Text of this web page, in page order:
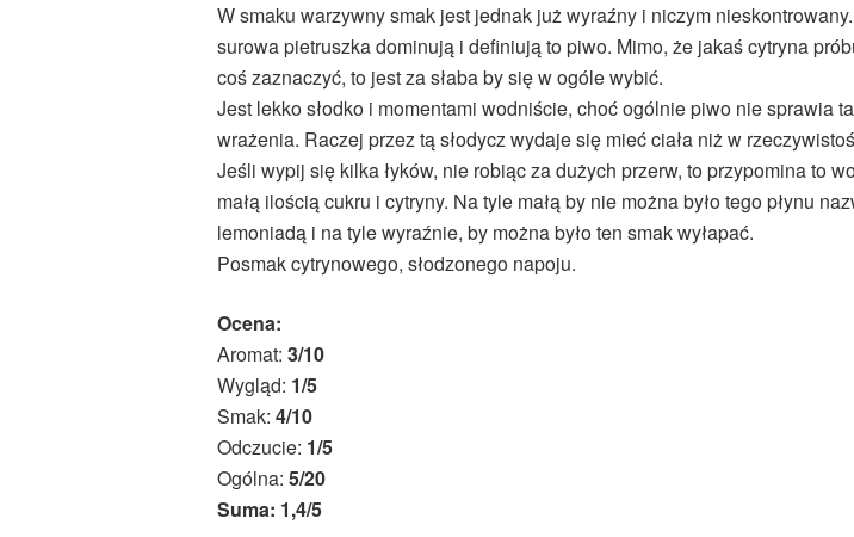
W smaku warzywny smak jest jednak już wyraźny i niczym
surowa pietruszka dominują i definiują to piwo. Mimo, że jakaś cytryna
coś zaznaczyć, to jest za słaba by się w ogóle wybić.
Jest lekko słodko i momentami wodniście, choć ogólnie piwo nie sprawia
wrażenia. Raczej przez tą słodycz wydaje się mieć ciała niż w
Jeśli wypij się kilka łyków, nie robiąc za dużych przerw, to przypomina to
małą ilością cukru i cytryny. Na tyle małą by nie można było tego płynu
lemoniadą i na tyle wyraźnie, by można było ten smak wyłapać.
Posmak cytrynowego, słodzonego napoju.
Ocena:
Aromat: 3/10
Wygląd: 1/5
Smak: 4/10
Odczucie: 1/5
Ogólna: 5/20
Suma: 1,4/5